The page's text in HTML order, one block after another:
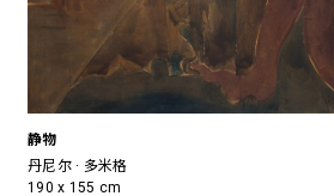
静物
丹尼尔 · 多米格
190 x 155 cm